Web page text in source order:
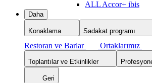
ALL Accor+ ibis
Daha
Konaklama Sadakat programı
Restoran ve Barlar
Ortaklarımız
Toplantılar ve Etkinlikler
Geri